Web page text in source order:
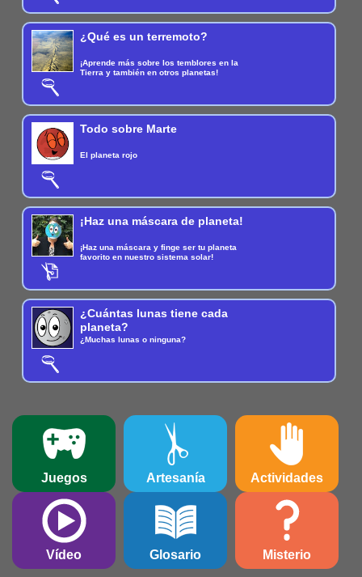
¿Qué es un terremoto?
¡Aprende más sobre los temblores en la
Tierra y también en otros planetas!
Todo sobre Marte
El planeta rojo
¡Haz una máscara de planeta!
¡Haz una máscara y finge ser tu planeta
favorito en nuestro sistema solar!
¿Cuántas lunas tiene cada
planeta?
¿Muchas lunas o ninguna?
Juegos Artesanía Actividades
Vídeo Glosario Misterio